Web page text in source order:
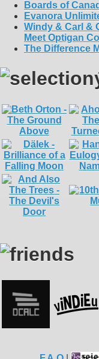
Boards of
Evanora
Windy & Carl &
Meet Optigan
The Difference